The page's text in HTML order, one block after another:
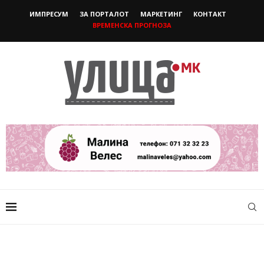
ИМПРЕСУМ ЗА ПОРТАЛОТ МАРКЕТИНГ
КОНТАКТ
ВРЕМЕНСКА ПРОГНОЗА